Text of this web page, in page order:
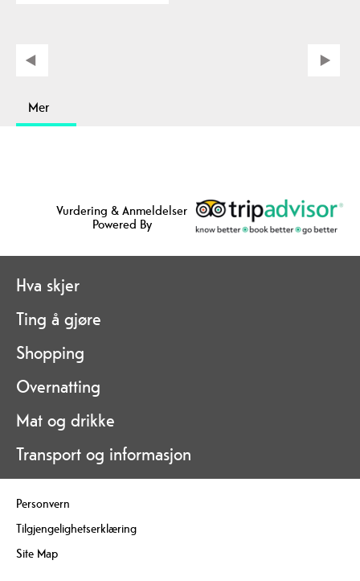
Mer
Vurdering & Anmeldelser
Powered By
Hva skjer
Ting å gjøre
Shopping
Overnatting
Mat og drikke
Transport og informasjon
Personvern
Tilgjengelighetserklæring
Site Map